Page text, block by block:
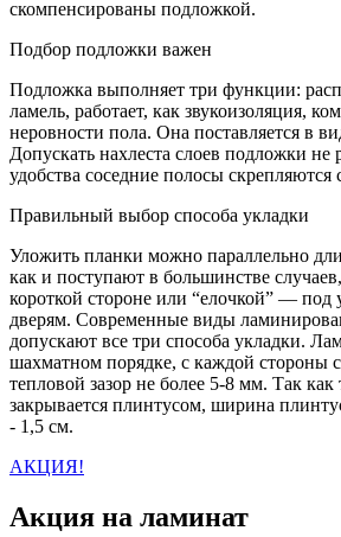
скомпенсированы подложкой.
Подбор подложки важен
Подложка выполняет три функции:
ламель, работает, как звукоизоляция,
неровности пола. Она поставляется в
Допускать нахлеста слоев подложки не
удобства соседние полосы скрепляются
Правильный выбор способа укладки
Уложить планки можно параллельно
как и поступают в большинстве
короткой стороне или “елочкой” — под
дверям. Современные виды
допускают все три способа укладки.
шахматном порядке, с каждой стороны
тепловой зазор не более 5-8 мм. Так как
закрывается плинтусом, ширина
- 1,5 см.
АКЦИЯ!
Акция на ламинат